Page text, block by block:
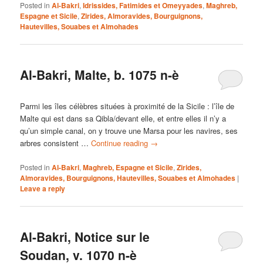
Posted in Al-Bakri,Idrissides, Fatimides et Omeyyades,Maghreb,
Espagne et Sicile,Zirides, Almoravides, Bourguignons,
Hautevilles, Souabes et Almohades
Al-Bakri, Malte, b. 1075 n-è
Parmi les îles célèbres situées à proximité de la Sicile : l’île de
Malte qui est dans sa Qibla/devant elle, et entre elles il n’y a
qu’un simple canal, on y trouve une Marsa pour les navires, ses
arbres consistent …Continue reading →
Posted in Al-Bakri,Maghreb, Espagne et Sicile,Zirides,
Almoravides, Bourguignons, Hautevilles, Souabes et Almohades |
Leave a reply
Al-Bakri, Notice sur le
Soudan, v. 1070 n-è